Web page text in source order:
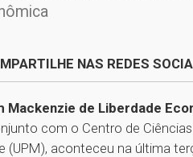
NAS REDES
Mackenzie de Liberdade
com o Centro de
(UPM), aconteceu na última